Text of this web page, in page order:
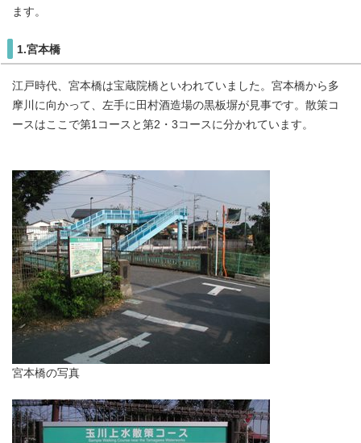
ます。
1.宮本橋
江戸時代、宮本橋は宝蔵院橋といわれていました。宮本橋から多
摩川に向かって、左手に田村酒造場の黒板塀が見事です。散策コ
ースはここで第1コースと第2・3コースに分かれています。
宮本橋の写真